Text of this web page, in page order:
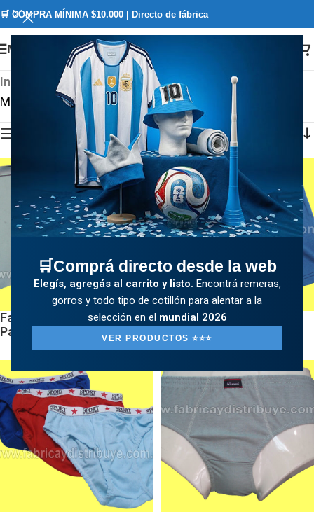
🛒Comprá directo desde la web
Elegís, agregás al carrito y listo. Encontrá remeras,
gorros y todo tipo de cotillón para alentar a la
selección en el mundial 2026
VER PRODUCTOS ⭐️⭐️⭐️
🛒 COMPRA MÍNIMA $10.000 | Directo de fábrica
Menú
Inicio Tienda /Ropa y Accesorios
Mostrando los 4 resultados
Ver Categorías
Fabrica de Slips Slips
Pacino
Mayorista de Slips Slips
boxer